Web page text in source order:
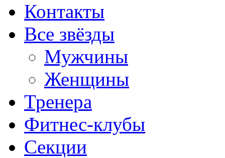
Контакты
Все звёзды
Мужчины
Женщины
Тренера
Фитнес-клубы
Секции